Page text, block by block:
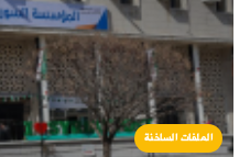
الملفات الساخنة